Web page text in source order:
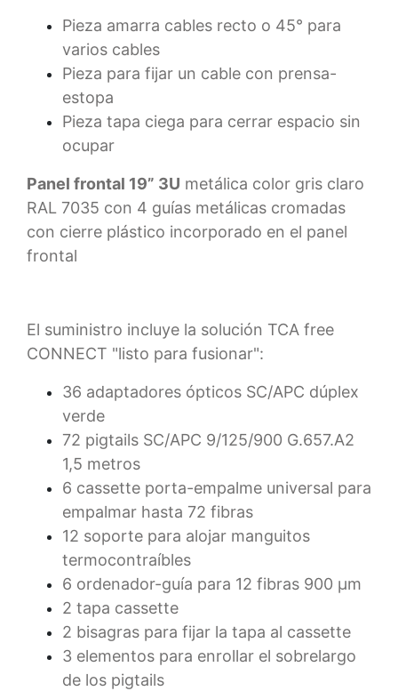
Pieza amarra cables recto o 45° para
varios cables
Pieza para fijar un cable con prensa-
estopa
Pieza tapa ciega para cerrar espacio sin
ocupar
Panel frontal 19” 3U metálica color gris claro
RAL 7035 con 4 guías metálicas cromadas
con cierre plástico incorporado en el panel
frontal
El suministro incluye la solución TCA free
CONNECT "listo para fusionar":
36 adaptadores ópticos SC/APC dúplex
verde
72 pigtails SC/APC 9/125/900 G.657.A2
1,5 metros
6 cassette porta-empalme universal para
empalmar hasta 72 fibras
12 soporte para alojar manguitos
termocontraíbles
6 ordenador-guía para 12 fibras 900 µm
2 tapa cassette
2 bisagras para fijar la tapa al cassette
3 elementos para enrollar el sobrelargo
de los pigtails